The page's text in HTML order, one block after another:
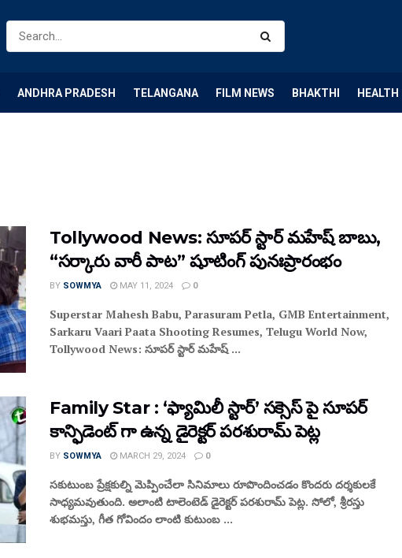
ANDHRA PRADESH TELANGANA FILM NEWS BHAKTHI HEALTH
Tollywood News: సూపర్ స్టార్ మహేష్ బాబు,
“సర్కారు వారీ పాట” షూటింగ్ పునఃప్రారంభం
BY SOWMYA MAY 11, 2024 0
Superstar Mahesh Babu, Parasuram Petla, GMB Entertainment,
Sarkaru Vaari Paata Shooting Resumes, Telugu World Now,
Tollywood News: సూపర్ స్టార్ మహేష్ ...
Family Star : ‘ఫ్యామిలీ స్టార్’ సక్సెస్ పై సూపర్
కాన్ఫిడెంట్ గా ఉన్న డైరెక్టర్ పరశురామ్ పెట్ల
BY SOWMYA MARCH 29, 2024 0
సకుటుంబ ప్రేక్షకుల్ని మెప్పించేలా సినిమాలు రూపొందించడం కొందరు దర్శకులకే
సాధ్యమవుతుంది. అలాంటి టాలెంటెడ్ డైరెక్టర్ పరశురామ్ పెట్ల. సోలో, శ్రీరస్తు
శుభమస్తు, గీత గోవిందం లాంటి కుటుంబ ...